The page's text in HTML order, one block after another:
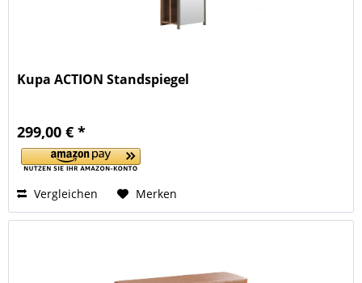
Kupa ACTION Standspiegel
299,00 € *
Vergleichen Merken